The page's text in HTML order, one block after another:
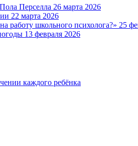
Перселла 26 марта 2026
22 марта 2026
работу школьного психолога?» 25
13 февраля 2026
каждого ребёнка